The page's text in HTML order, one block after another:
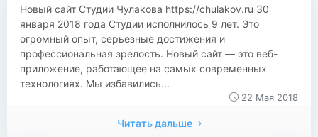
Новый сайт Студии Чулакова https://chulakov.ru 30
января 2018 года Студии исполнилось 9 лет. Это
огромный опыт, серьезные достижения и
профессиональная зрелость. Новый сайт — это веб-
приложение, работающее на самых современных
технологиях. Мы избавились...
22 Мая 2018
Читать дальше